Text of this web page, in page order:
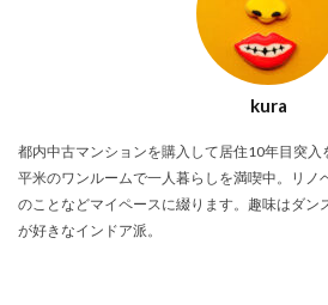
kura
都内中古マンションを購入して居住10年目突
平米のワンルームで一人暮らしを満喫中。リノ
のことなどマイペースに綴ります。趣味はダン
が好きなインドア派。